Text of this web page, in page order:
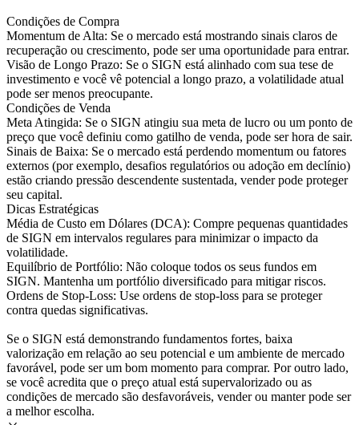
Condições de Compra
Momentum de Alta: Se o mercado está mostrando sinais claros de
recuperação ou crescimento, pode ser uma oportunidade para entrar.
Visão de Longo Prazo: Se o SIGN está alinhado com sua tese de
investimento e você vê potencial a longo prazo, a volatilidade atual
pode ser menos preocupante.
Condições de Venda
Meta Atingida: Se o SIGN atingiu sua meta de lucro ou um ponto de
preço que você definiu como gatilho de venda, pode ser hora de sair.
Sinais de Baixa: Se o mercado está perdendo momentum ou fatores
externos (por exemplo, desafios regulatórios ou adoção em declínio)
estão criando pressão descendente sustentada, vender pode proteger
seu capital.
Dicas Estratégicas
Média de Custo em Dólares (DCA): Compre pequenas quantidades
de SIGN em intervalos regulares para minimizar o impacto da
volatilidade.
Equilíbrio de Portfólio: Não coloque todos os seus fundos em
SIGN. Mantenha um portfólio diversificado para mitigar riscos.
Ordens de Stop-Loss: Use ordens de stop-loss para se proteger
contra quedas significativas.
Se o SIGN está demonstrando fundamentos fortes, baixa
valorização em relação ao seu potencial e um ambiente de mercado
favorável, pode ser um bom momento para comprar. Por outro lado,
se você acredita que o preço atual está supervalorizado ou as
condições de mercado são desfavoráveis, vender ou manter pode ser
a melhor escolha.